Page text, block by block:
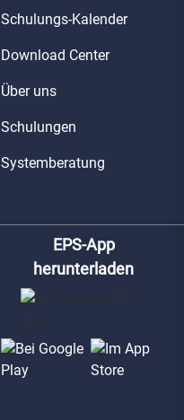
Schulungs-Kalender
Download Center
Über uns
Schulungen
Systemberatung
EPS-App
herunterladen